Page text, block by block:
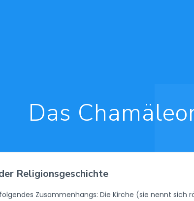
Das
Religionsgeschichte
Zusammenhangs: Die Kirche (sie nennt